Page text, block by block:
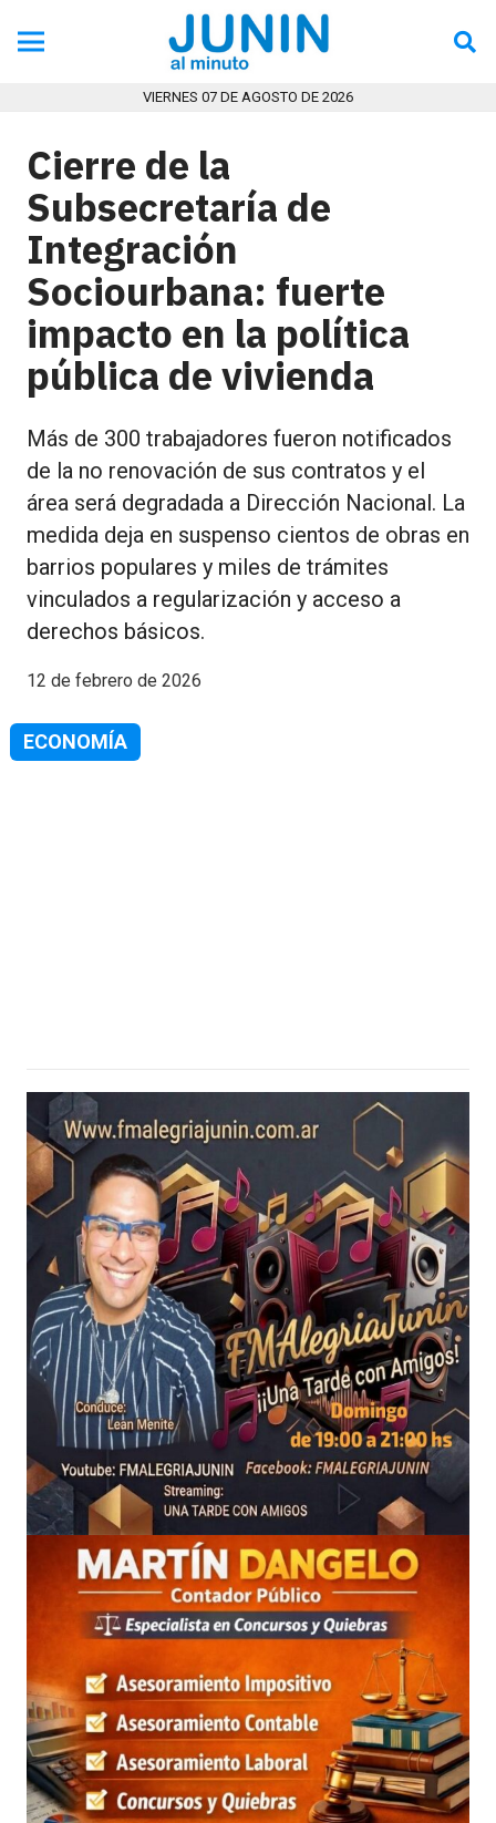
VIERNES 07 DE AGOSTO DE 2026
Cierre de la
Subsecretaría de
Integración
Sociourbana: fuerte
impacto en la política
pública de vivienda
Más de 300 trabajadores fueron notificados
de la no renovación de sus contratos y el
área será degradada a Dirección Nacional. La
medida deja en suspenso cientos de obras en
barrios populares y miles de trámites
vinculados a regularización y acceso a
derechos básicos.
12 de febrero de 2026
ECONOMÍA